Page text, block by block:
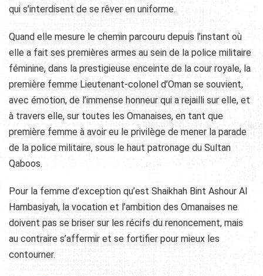
qui s’interdisent de se rêver en uniforme.
Quand elle mesure le chemin parcouru depuis l’instant où
elle a fait ses premières armes au sein de la police militaire
féminine, dans la prestigieuse enceinte de la cour royale, la
première femme Lieutenant-colonel d’Oman se souvient,
avec émotion, de l’immense honneur qui a rejailli sur elle, et
à travers elle, sur toutes les Omanaises, en tant que
première femme à avoir eu le privilège de mener la parade
de la police militaire, sous le haut patronage du Sultan
Qaboos.
Pour la femme d’exception qu’est Shaikhah Bint Ashour Al
Hambasiyah, la vocation et l’ambition des Omanaises ne
doivent pas se briser sur les récifs du renoncement, mais
au contraire s’affermir et se fortifier pour mieux les
contourner.